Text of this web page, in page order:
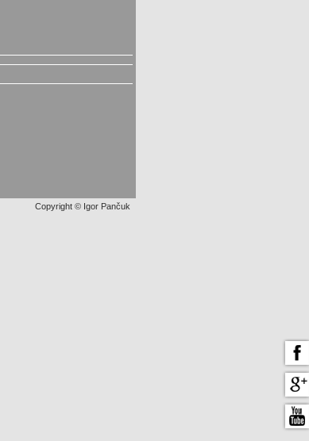
Copyright © Igor Pančuk